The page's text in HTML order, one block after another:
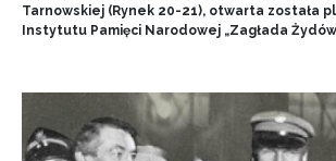
Tarnowskiej (Rynek 20-21), otwarta została
Instytutu Pamięci Narodowej „Zagłada